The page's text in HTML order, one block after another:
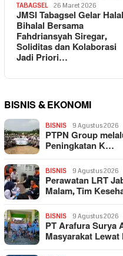
TABAGSEL 26 Maret 2026
JMSI Tabagsel Gelar Halal
Bihalal Bersama
Fahdriansyah Siregar,
Soliditas dan Kolaborasi
Jadi Priori…
BISNIS & EKONOMI
BISNIS 9 Agustus 2026
PTPN Group
Peningkatan K…
BISNIS 9 Agustus 2026
Perawatan LRT
Malam, Tim
BISNIS 9 Agustus 2026
PT Arafura Surya
Masyarakat